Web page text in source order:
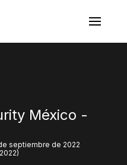
México -
septiembre de 2022